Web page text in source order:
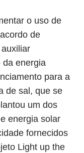
o uso de
de
da energia
para a
de sal, que se
um dos
energia solar
fornecidos
Light up the